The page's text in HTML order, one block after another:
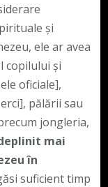
și
ele ar avea
copilului și
oficiale],
pălării sau
jongleria,
mai
în
suficient timp